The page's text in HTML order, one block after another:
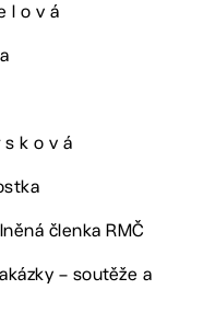
l o v á
s k o v á
členka RMČ
– soutěže a